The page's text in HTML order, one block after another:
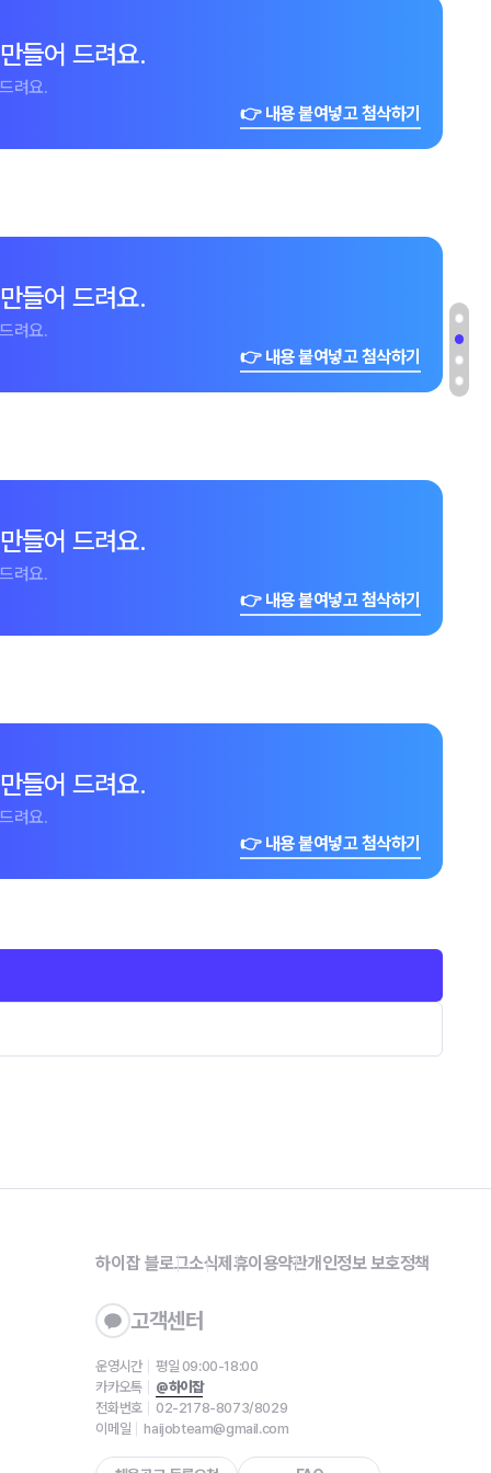
들어 드려요.
려요.
👉 내용 붙여넣고 첨삭하기
들어 드려요.
려요.
👉 내용 붙여넣고 첨삭하기
들어 드려요.
려요.
👉 내용 붙여넣고 첨삭하기
들어 드려요.
려요.
👉 내용 붙여넣고 첨삭하기
하이잡 블로그소식제휴이용약관개인정보 보호정책
고객센터
운영시간
평일 09:00-18:00
카카오톡
@하이잡
전화번호
02-2178-8073/8029
이메일
haijobteam@gmail.com